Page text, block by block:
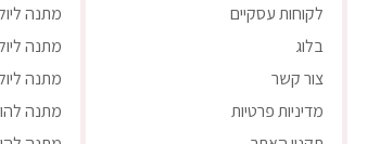
לקוחות עסקיים
בלוג
צור קשר
מדיניות פרטיות
מתנה
מתנה
מתנה
מתנה